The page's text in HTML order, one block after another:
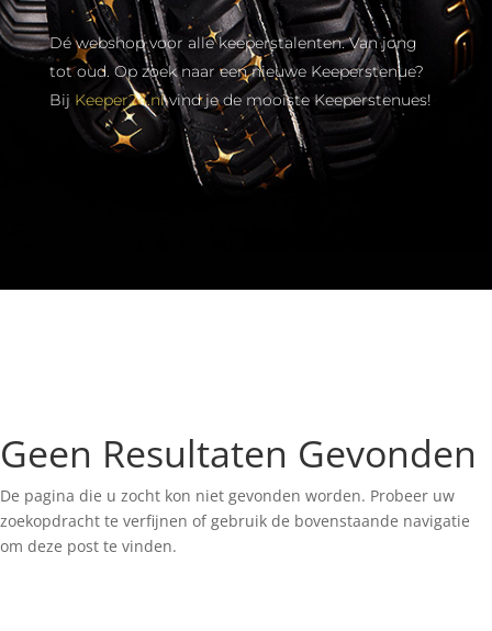
Dé webshop voor alle keeperstalenten. Van jong
tot oud. Op zoek naar een nieuwe Keeperstenue?
Bij Keeper24.nlvind je de mooiste Keeperstenues!
Geen Resultaten Gevonden
De pagina die u zocht kon niet gevonden worden. Probeer uw
zoekopdracht te verfijnen of gebruik de bovenstaande navigatie
om deze post te vinden.